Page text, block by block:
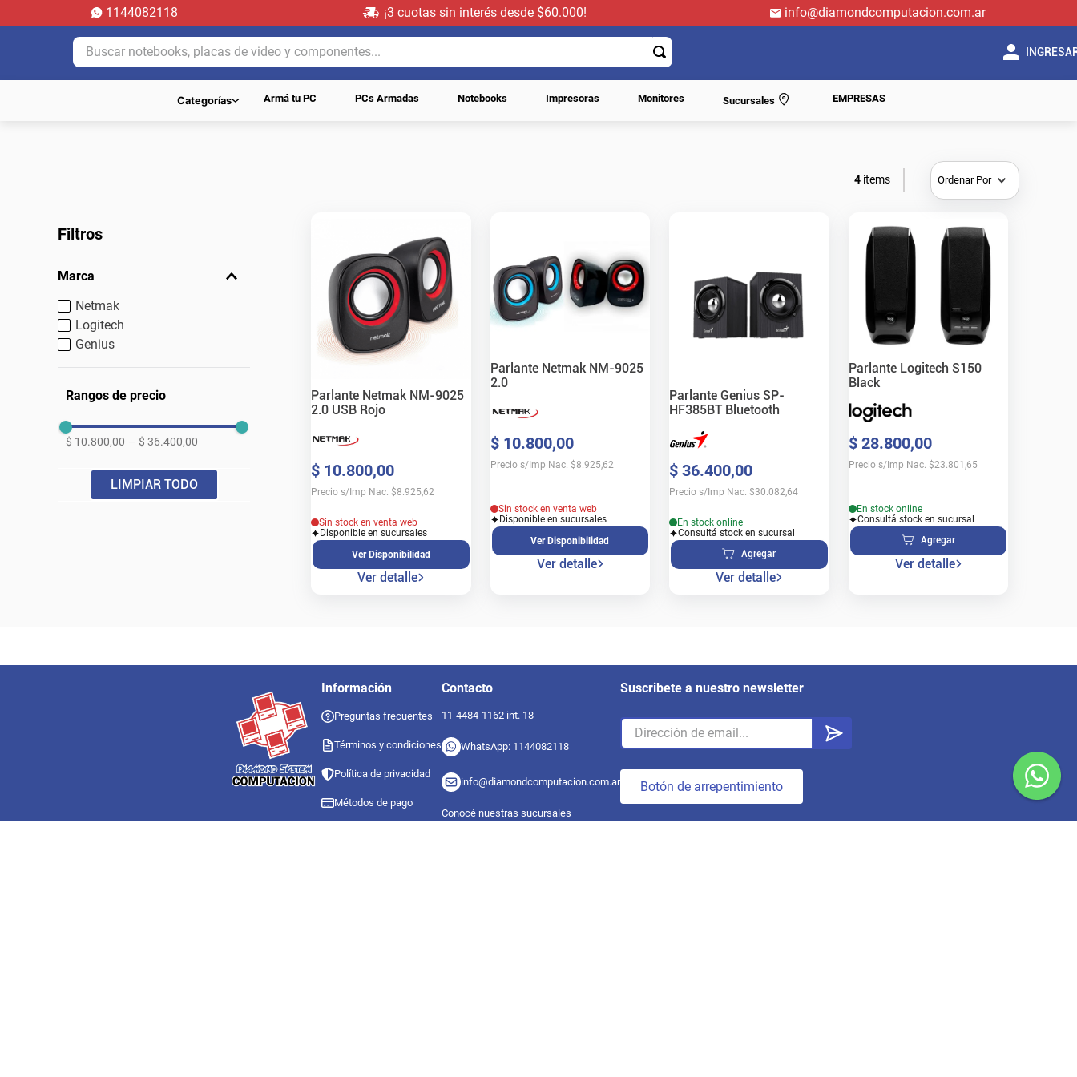
1144082118 ¡3 cuotas sin interés desde $60.000!
info@diamondcomputacion.com.ar
Buscar notebooks, placas de video y componentes...
Categorías Armá tu PC PCs Armadas Notebooks Impresoras Monitores Sucursales EMPRESAS
4 Ordenar Por
Filtros
Marca
Netmak
Logitech
Genius
Rangos de precio
$ 10.800,00 – $ 36.400,00
LIMPIAR TODO
Parlante Netmak NM-9025
2.0 USB Rojo
$ 10.800,00
Precio s/Imp Nac. $8.925,62
Sin stock en venta web
Disponible en sucursales
Ver Disponibilidad
Ver detalle
Parlante Netmak NM-9025
2.0
$ 10.800,00
Precio s/Imp Nac. $8.925,62
Sin stock en venta web
Disponible en sucursales
Ver Disponibilidad
Ver detalle
Parlante Genius SP-
HF385BT Bluetooth
$ 36.400,00
Precio s/Imp Nac. $30.082,64
En stock online
Consultá stock en sucursal
Agregar
Ver detalle
Parlante Logitech S150
Black
$ 28.800,00
Precio s/Imp Nac. $23.801,65
En stock online
Consultá stock en sucursal
Agregar
Ver detalle
Información
Preguntas frecuentes
Términos y condiciones
Política de privacidad
Métodos de pago
Contacto
11-4484-1162 int. 18
WhatsApp: 1144082118
info@diamondcomputacion.com.ar
Conocé nuestras sucursales
Suscribete a nuestro newsletter
Botón de arrepentimiento